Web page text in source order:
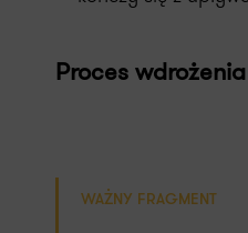
Proces
WAŻNY FRAGMENT